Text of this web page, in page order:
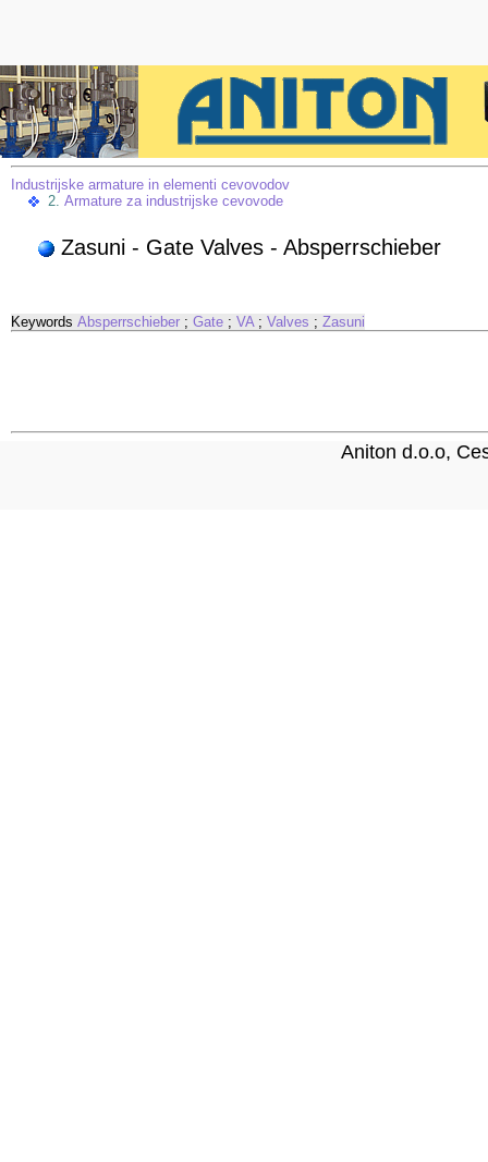
Industrijske armature in elementi cevovodov
2. Armature za industrijske cevovode
Zasuni - Gate Valves - Absperrschieber
Keywords Absperrschieber ; Gate ; VA; Valves ; Zasuni
Aniton d.o.o,